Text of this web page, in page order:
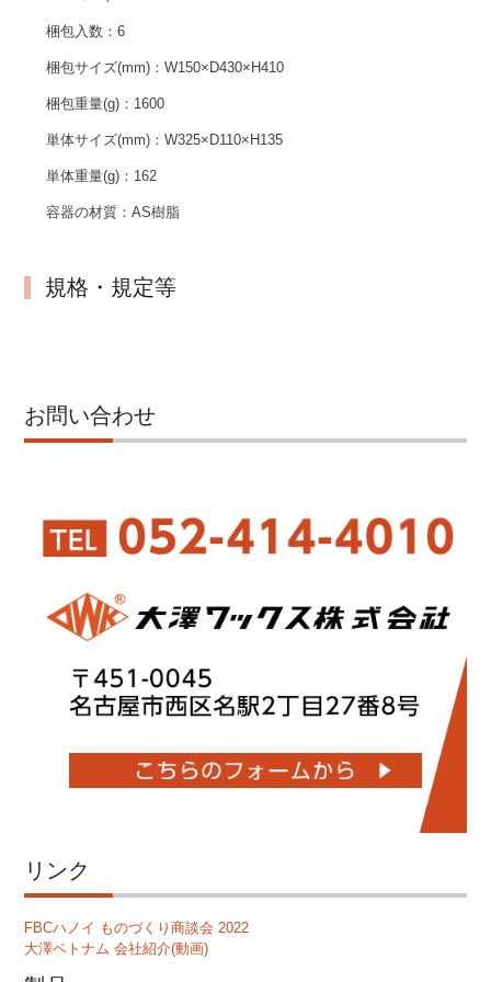
梱包入数：6
梱包サイズ(mm)：W150×D430×H410
梱包重量(g)： 1600
単体サイズ(mm)：W325×D110×H135
単体重量(g)： 162
容器の材質：AS樹脂
規格・規定等
お問い合わせ
リンク
FBCハノイ ものづくり商談会 2022
大澤ベトナム 会社紹介(動画)